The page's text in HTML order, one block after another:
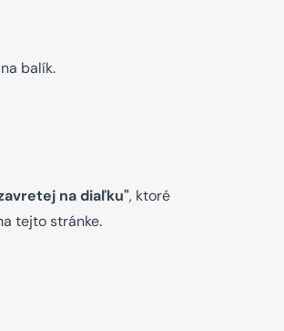
balík.
na diaľku", ktoré
tejto stránke.